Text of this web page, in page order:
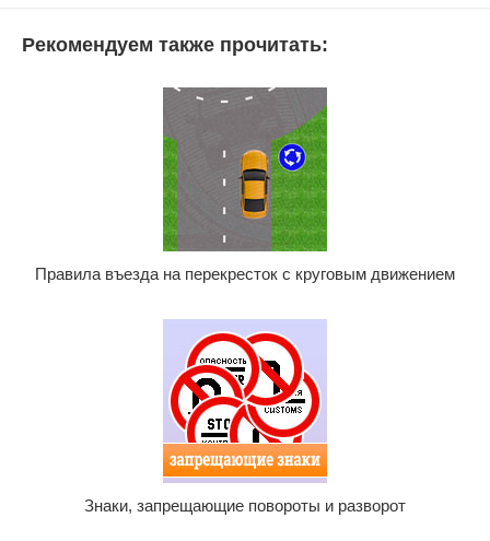
Рекомендуем также прочитать:
Правила въезда на перекресток с круговым движением
Знаки, запрещающие повороты и разворот